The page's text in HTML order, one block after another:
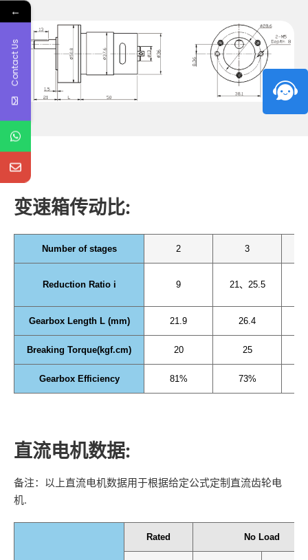
变速箱传动比:
Number of stages 2 3
Reduction Ratio i 9 21、25.5
Gearbox Length L (mm) 21.9 26.4
Breaking Torque(kgf.cm) 20 25
Gearbox Efficiency 81% 73%
直流电机数据:
备注：以上直流电机数据用于根据给定公式定制直流齿轮电
机.
Rated No Load
←
Contact Us